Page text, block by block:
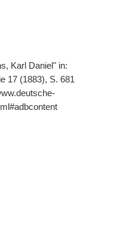
Karl Daniel" in:
17 (1883), S. 681